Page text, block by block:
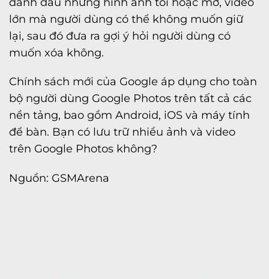
lớn mà người dùng có thể không muốn giữ
lại, sau đó đưa ra gợi ý hỏi người dùng có
muốn xóa không.
Chính sách mới của Google áp dụng cho toàn
bộ người dùng Google Photos trên tất cả các
nền tảng, bao gồm Android, iOS và máy tính
để bàn. Bạn có lưu trữ nhiều ảnh và video
trên Google Photos không?
Nguồn: GSMArena